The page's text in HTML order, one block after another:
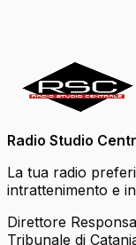
Radio Studio
La tua radio
intrattenimento e
Direttore
Tribunale di